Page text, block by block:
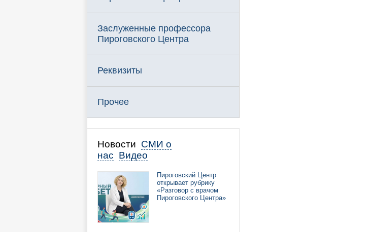
Заслуженные профессора
Пироговского Центра
Реквизиты
Прочее
Новости СМИ о
нас Видео
Пироговский Центр
открывает рубрику
«Разговор с врачом
Пироговского Центра»